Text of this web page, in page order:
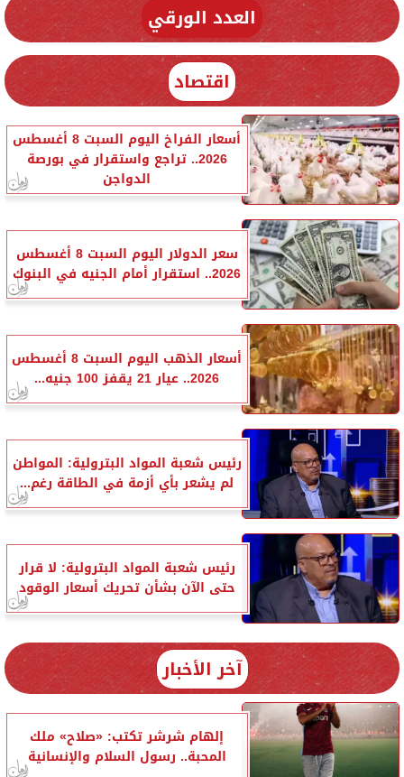
العدد الورقي
اقتصاد
أسعار الفراخ اليوم السبت 8 أغسطس
2026.. تراجع واستقرار في بورصة
الدواجن
سعر الدولار اليوم السبت 8 أغسطس
2026.. استقرار أمام الجنيه في البنوك
أسعار الذهب اليوم السبت 8 أغسطس
2026.. عيار 21 يقفز 100 جنيه...
رئيس شعبة المواد البترولية: المواطن
لم يشعر بأي أزمة في الطاقة رغم...
رئيس شعبة المواد البترولية: لا قرار
حتى الآن بشأن تحريك أسعار الوقود
آخر الأخبار
إلهام شرشر تكتب: «صلاح» ملك
المحبة.. رسول السلام والإنسانية